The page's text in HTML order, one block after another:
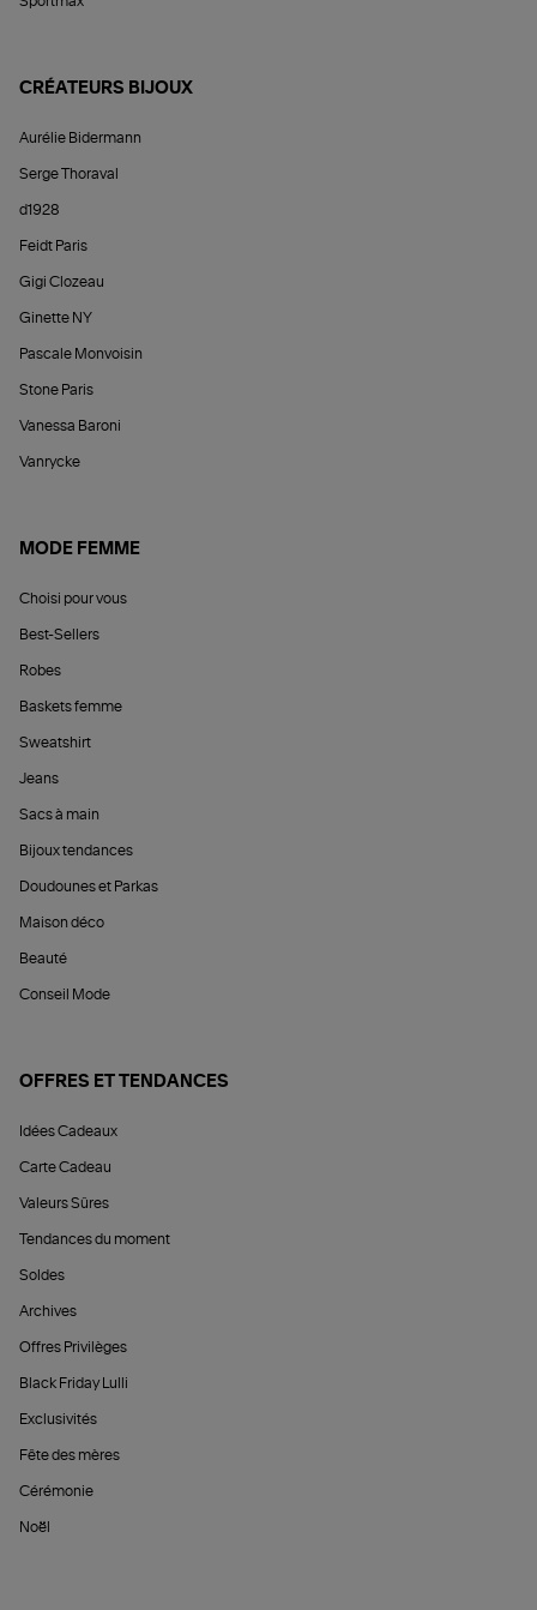
CRÉATEURS BIJOUX
Aurélie Bidermann
Serge Thoraval
d1928
Feidt Paris
Gigi Clozeau
Ginette NY
Pascale Monvoisin
Stone Paris
Vanessa Baroni
Vanrycke
MODE FEMME
Choisi pour vous
Best-Sellers
Robes
Baskets femme
Sweatshirt
Jeans
Sacs à main
Bijoux tendances
Doudounes et Parkas
Maison déco
Beauté
Conseil Mode
OFFRES ET TENDANCES
Idées Cadeaux
Carte Cadeau
Valeurs Sûres
Tendances du moment
Soldes
Archives
Offres Privilèges
Black Friday Lulli
Exclusivités
Fête des mères
Cérémonie
Noël